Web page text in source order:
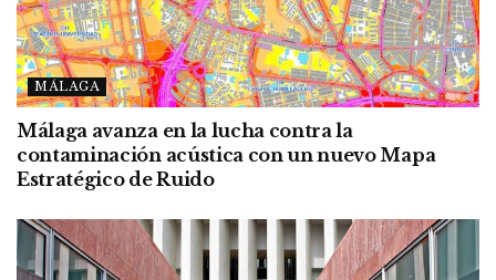
MÁLAGA
Málaga avanza en la lucha contra la
contaminación acústica con un nuevo Mapa
Estratégico de Ruido